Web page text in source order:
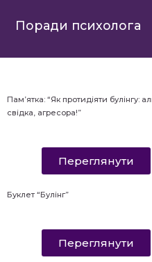
Поради психолога
Пам’ятка: “Як протидіяти булінгу:
свідка, агресора!”
Переглянути
Буклет “Булінг”
Переглянути